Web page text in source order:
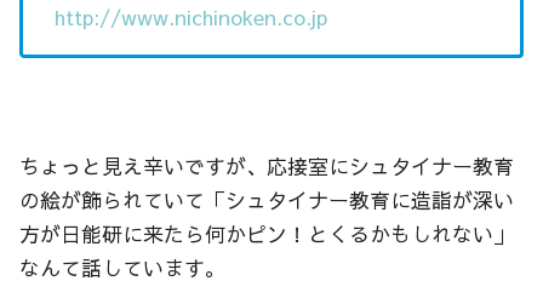
http://www.nichinoken.co.jp
ちょっと見え辛いですが、応接室にシュタイナー教育
の絵が飾られていて「シュタイナー教育に造詣が深い
方が日能研に来たら何かピン！とくるかもしれない」
なんて話しています。